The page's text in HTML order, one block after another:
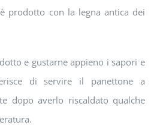
prodotto con la legna antica dei
e gustarne appieno i sapori e
di servire il panettone a
dopo averlo riscaldato qualche